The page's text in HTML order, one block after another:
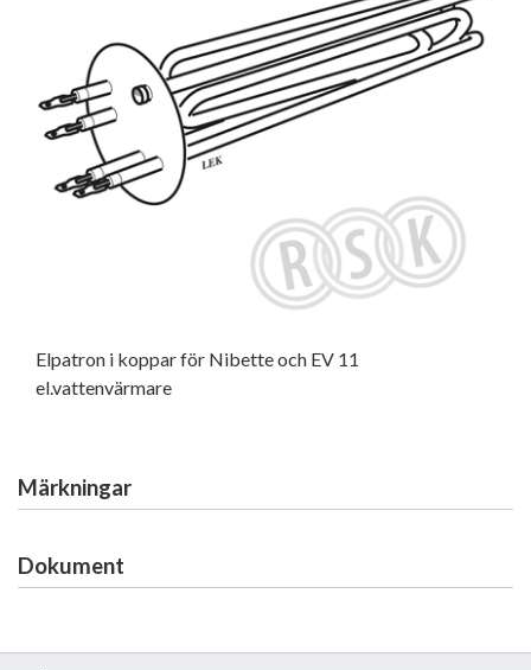
Elpatron i koppar för Nibette och EV 11
el.vattenvärmare
Märkningar
Dokument